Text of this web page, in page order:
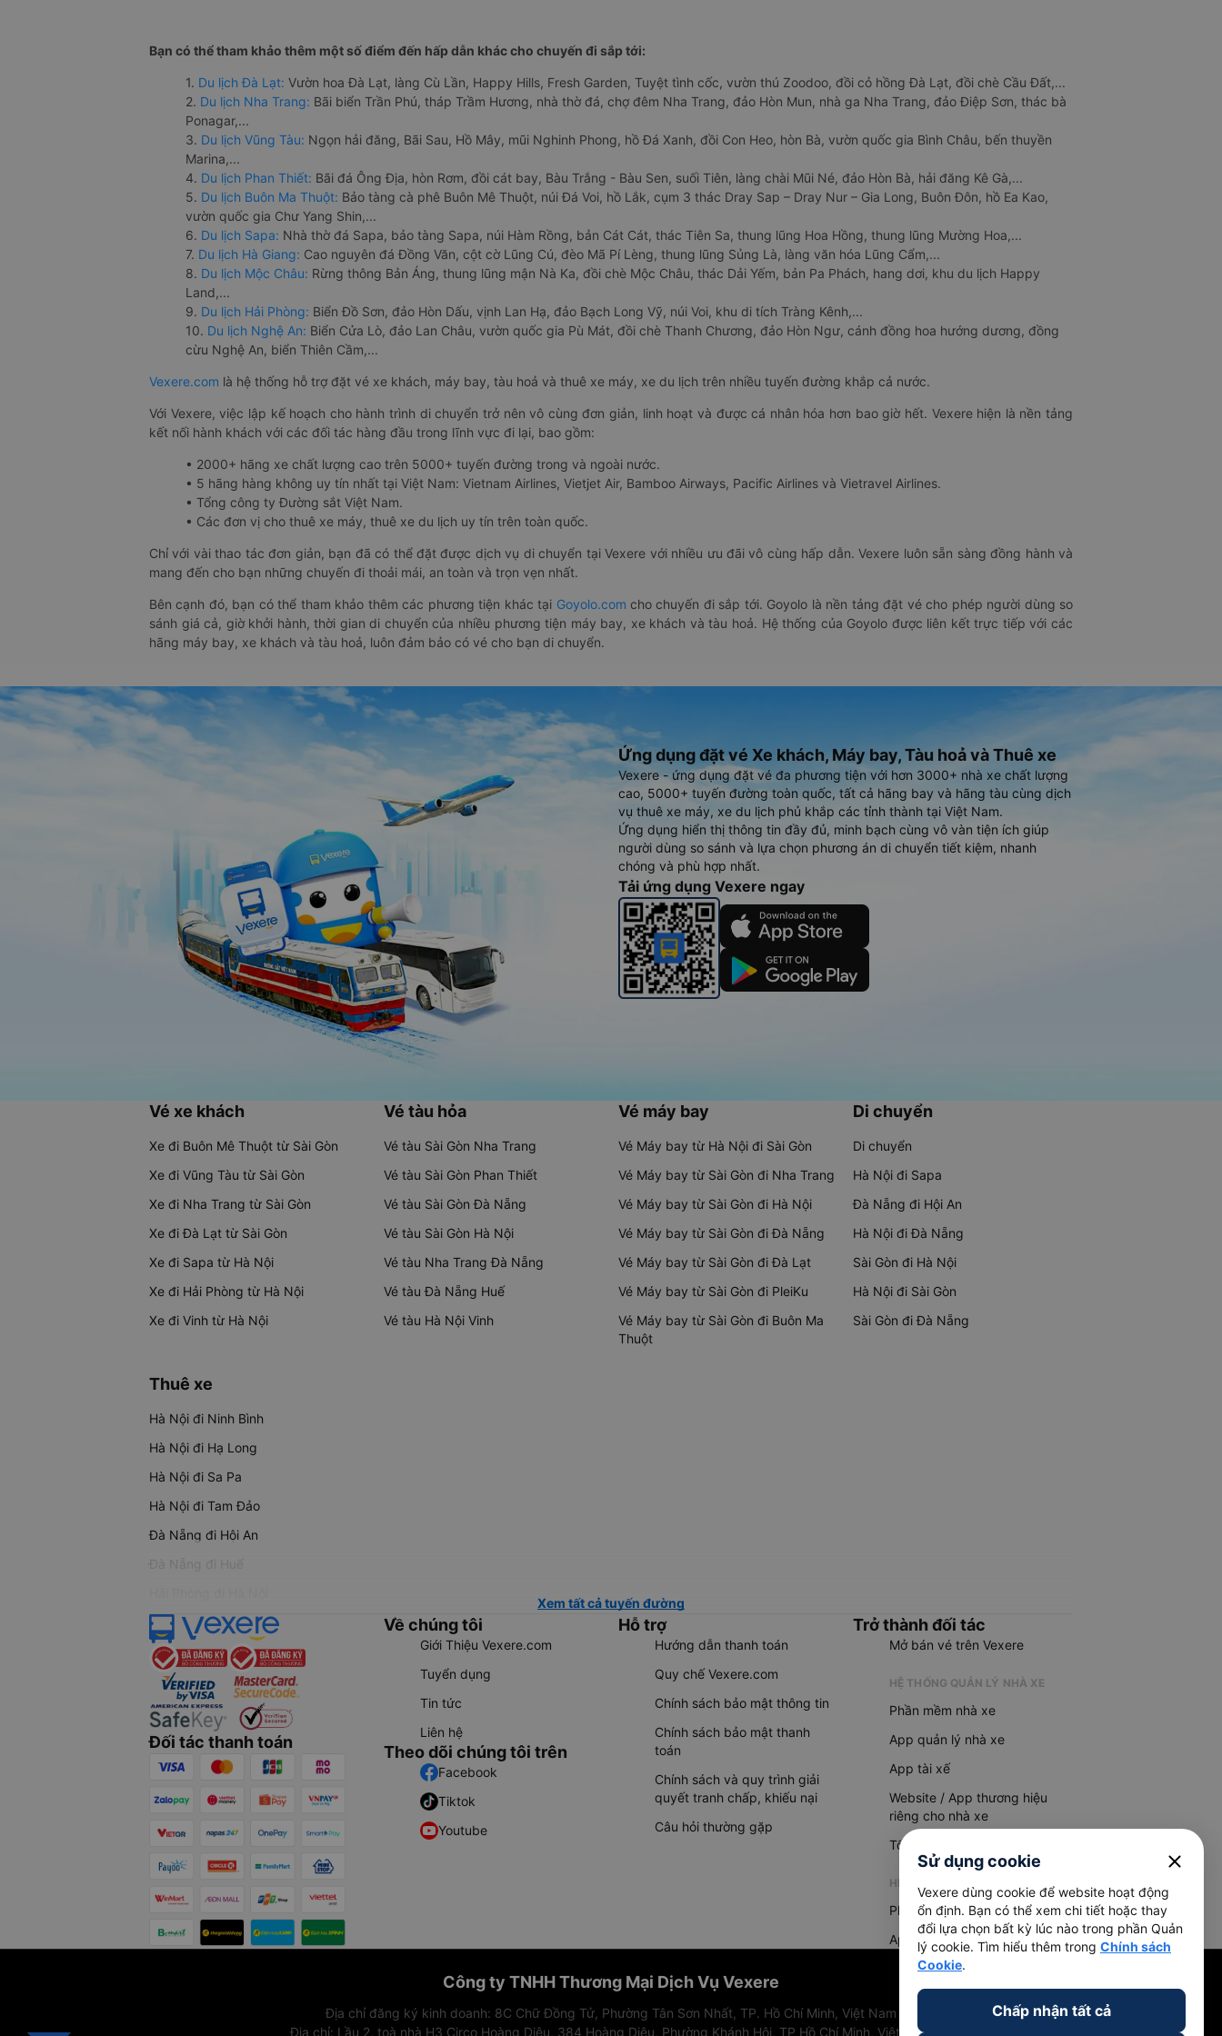
Bạn có thể tham khảo thêm một số điểm đến hấp dẫn khác cho chuyến đi sắp tới:
1. Du lịch Đà Lạt: Vườn hoa Đà Lạt, làng Cù Lần, Happy Hills, Fresh Garden, Tuyệt tình cốc, vườn thú Zoodoo, đồi cỏ hồng Đà Lạt, đồi chè Cầu Đất,...
2. Du lịch Nha Trang: Bãi biển Trần Phú, tháp Trầm Hương, nhà thờ đá, chợ đêm Nha Trang, đảo Hòn Mun, nhà ga Nha Trang, đảo Điệp Sơn, thác bà
Ponagar,...
3. Du lịch Vũng Tàu: Ngọn hải đăng, Bãi Sau, Hồ Mây, mũi Nghinh Phong, hồ Đá Xanh, đồi Con Heo, hòn Bà, vườn quốc gia Bình Châu, bến thuyền
Marina,...
4. Du lịch Phan Thiết: Bãi đá Ông Địa, hòn Rơm, đồi cát bay, Bàu Trắng - Bàu Sen, suối Tiên, làng chài Mũi Né, đảo Hòn Bà, hải đăng Kê Gà,...
5. Du lịch Buôn Ma Thuột: Bảo tàng cà phê Buôn Mê Thuột, núi Đá Voi, hồ Lắk, cụm 3 thác Dray Sap – Dray Nur – Gia Long, Buôn Đôn, hồ Ea Kao,
vườn quốc gia Chư Yang Shin,...
6. Du lịch Sapa: Nhà thờ đá Sapa, bảo tàng Sapa, núi Hàm Rồng, bản Cát Cát, thác Tiên Sa, thung lũng Hoa Hồng, thung lũng Mường Hoa,...
7. Du lịch Hà Giang: Cao nguyên đá Đồng Văn, cột cờ Lũng Cú, đèo Mã Pí Lèng, thung lũng Sủng Là, làng văn hóa Lũng Cẩm,...
8. Du lịch Mộc Châu: Rừng thông Bản Áng, thung lũng mận Nà Ka, đồi chè Mộc Châu, thác Dải Yếm, bản Pa Phách, hang dơi, khu du lịch Happy
Land,...
9. Du lịch Hải Phòng: Biển Đồ Sơn, đảo Hòn Dấu, vịnh Lan Hạ, đảo Bạch Long Vỹ, núi Voi, khu di tích Tràng Kênh,...
10. Du lịch Nghệ An: Biển Cửa Lò, đảo Lan Châu, vườn quốc gia Pù Mát, đồi chè Thanh Chương, đảo Hòn Ngư, cánh đồng hoa hướng dương, đồng
cừu Nghệ An, biển Thiên Cầm,...
Vexere.com là hệ thống hỗ trợ đặt vé xe khách, máy bay, tàu hoả và thuê xe máy, xe du lịch trên nhiều tuyến đường khắp cả nước.
Với Vexere, việc lập kế hoạch cho hành trình di chuyển trở nên vô cùng đơn giản, linh hoạt và được cá nhân hóa hơn bao giờ hết. Vexere hiện là nền tảng
kết nối hành khách với các đối tác hàng đầu trong lĩnh vực đi lại, bao gồm:
• 2000+ hãng xe chất lượng cao trên 5000+ tuyến đường trong và ngoài nước.
• 5 hãng hàng không uy tín nhất tại Việt Nam: Vietnam Airlines, Vietjet Air, Bamboo Airways, Pacific Airlines và Vietravel Airlines.
• Tổng công ty Đường sắt Việt Nam.
• Các đơn vị cho thuê xe máy, thuê xe du lịch uy tín trên toàn quốc.
Chỉ với vài thao tác đơn giản, bạn đã có thể đặt được dịch vụ di chuyển tại Vexere với nhiều ưu đãi vô cùng hấp dẫn. Vexere luôn sẵn sàng đồng hành và
mang đến cho bạn những chuyến đi thoải mái, an toàn và trọn vẹn nhất.
Bên cạnh đó, bạn có thể tham khảo thêm các phương tiện khác tại Goyolo.com cho chuyến đi sắp tới. Goyolo là nền tảng đặt vé cho phép người dùng so
sánh giá cả, giờ khởi hành, thời gian di chuyển của nhiều phương tiện máy bay, xe khách và tàu hoả. Hệ thống của Goyolo được liên kết trực tiếp với các
hãng máy bay, xe khách và tàu hoả, luôn đảm bảo có vé cho bạn di chuyển.
Ứng dụng đặt vé Xe khách, Máy bay, Tàu hoả và Thuê xe
Vexere - ứng dụng đặt vé đa phương tiện với hơn 3000+ nhà xe chất lượng
cao, 5000+ tuyến đường toàn quốc, tất cả hãng bay và hãng tàu cùng dịch
vụ thuê xe máy, xe du lịch phủ khắp các tỉnh thành tại Việt Nam.
Ứng dụng hiển thị thông tin đầy đủ, minh bạch cùng vô vàn tiện ích giúp
người dùng so sánh và lựa chọn phương án di chuyển tiết kiệm, nhanh
chóng và phù hợp nhất.
Tải ứng dụng Vexere ngay
Vé xe khách
Xe đi Buôn Mê Thuột từ Sài Gòn
Xe đi Vũng Tàu từ Sài Gòn
Xe đi Nha Trang từ Sài Gòn
Xe đi Đà Lạt từ Sài Gòn
Xe đi Sapa từ Hà Nội
Xe đi Hải Phòng từ Hà Nội
Xe đi Vinh từ Hà Nội
Vé tàu hỏa
Vé tàu Sài Gòn Nha Trang
Vé tàu Sài Gòn Phan Thiết
Vé tàu Sài Gòn Đà Nẵng
Vé tàu Sài Gòn Hà Nội
Vé tàu Nha Trang Đà Nẵng
Vé tàu Đà Nẵng Huế
Vé tàu Hà Nội Vinh
Vé máy bay
Vé Máy bay từ Hà Nội đi Sài Gòn
Vé Máy bay từ Sài Gòn đi Nha Trang
Vé Máy bay từ Sài Gòn đi Hà Nội
Vé Máy bay từ Sài Gòn đi Đà Nẵng
Vé Máy bay từ Sài Gòn đi Đà Lạt
Vé Máy bay từ Sài Gòn đi PleiKu
Vé Máy bay từ Sài Gòn đi Buôn Ma
Thuột
Di chuyển
Di chuyển
Hà Nội đi Sapa
Đà Nẵng đi Hội An
Hà Nội đi Đà Nẵng
Sài Gòn đi Hà Nội
Hà Nội đi Sài Gòn
Sài Gòn đi Đà Nẵng
Thuê xe
Hà Nội đi Ninh Bình
Hà Nội đi Hạ Long
Hà Nội đi Sa Pa
Hà Nội đi Tam Đảo
Đà Nẵng đi Hội An
Đà Nẵng đi Huế
Xem tất cả tuyến đường
Đối tác thanh toán
Về chúng tôi
Giới Thiệu Vexere.com
Tuyển dụng
Tin tức
Liên hệ
Theo dõi chúng tôi trên
Facebook
Tiktok
Youtube
Hỗ trợ
Hướng dẫn thanh toán
Quy chế Vexere.com
Chính sách bảo mật thông tin
Chính sách bảo mật thanh
toán
Chính sách và quy trình giải
quyết tranh chấp, khiếu nại
Câu hỏi thường gặp
Trở thành đối tác
Mở bán vé trên Vexere
HỆ THỐNG QUẢN LÝ NHÀ XE
Phần mềm nhà xe
App quản lý nhà xe
App tài xế
Website / App thương hiệu
riêng cho nhà xe
Tổng đài AI
HỆ THỐNG QUẢN LÝ HÀNG HOÁ
Phần mềm quản lý hàng hoá
App quản lý hàng hoá
Công ty TNHH Thương Mại Dịch Vụ Vexere
Địa chỉ đăng ký kinh doanh: 8C Chữ Đồng Tử, Phường Tân Sơn Nhất, TP. Hồ Chí Minh, Việt Nam
Địa chỉ: Lầu 2, toà nhà H3 Circo Hoàng Diệu, 384 Hoàng Diệu, Phường Khánh Hội, TP Hồ Chí Minh, Việt Nam
Sử dụng cookie close
Vexere dùng cookie để website hoạt động
ổn định. Bạn có thể xem chi tiết hoặc thay
đổi lựa chọn bất kỳ lúc nào trong phần Quản
lý cookie. Tìm hiểu thêm trong Chính sách
Cookie.
Chấp nhận tất cả